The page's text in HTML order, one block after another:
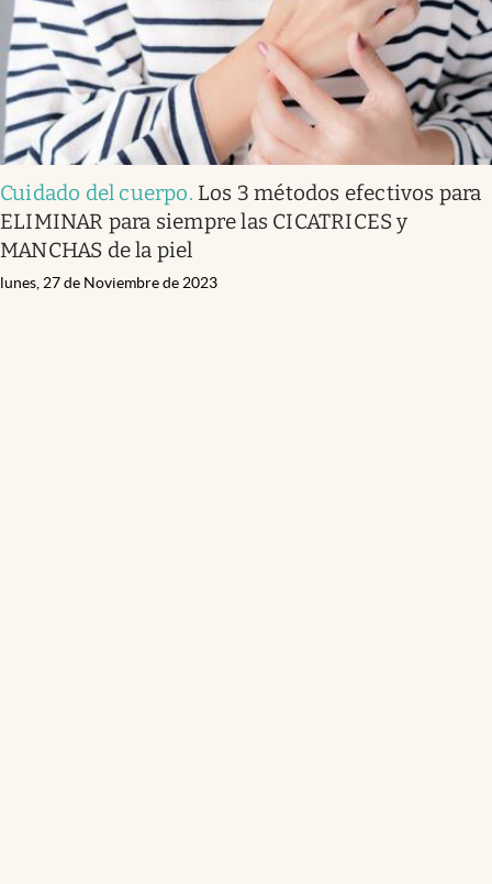
Cuidado del cuerpo. Los 3 métodos efectivos para
ELIMINAR para siempre las CICATRICES y
MANCHAS de la piel
lunes, 27 de Noviembre de 2023